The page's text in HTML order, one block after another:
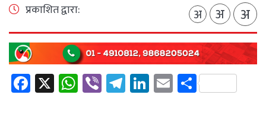
प्रकाशित द्वारा: अ अ अ
Facebook
X WhatsApp
ViberTelegram
LinkedIn
EmailShare